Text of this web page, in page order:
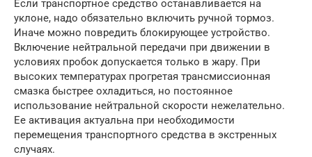
Если транспортное средство останавливается на
уклоне, надо обязательно включить ручной тормоз.
Иначе можно повредить блокирующее устройство.
Включение нейтральной передачи при движении в
условиях пробок допускается только в жару. При
высоких температурах прогретая трансмиссионная
смазка быстрее охладиться, но постоянное
использование нейтральной скорости нежелательно.
Ее активация актуальна при необходимости
перемещения транспортного средства в экстренных
случаях.